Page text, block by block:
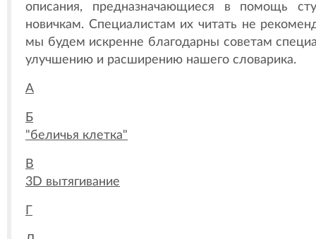
описания, предназначающиеся в помощь
новичкам. Специалистам их читать не
мы будем искренне благодарны советам
улучшению и расширению нашего словарика.
А
Б
"беличья клетка"
В
3D вытягивание
Г